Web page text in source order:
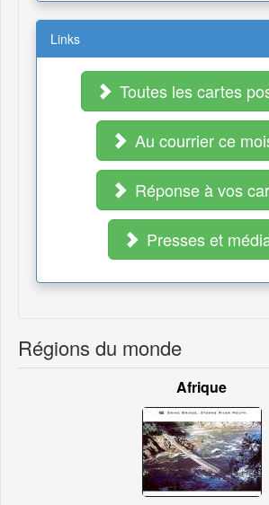
Links
Toutes les cartes
Au courrier ce
Réponse à vos
Presses et
Régions du monde
Afrique